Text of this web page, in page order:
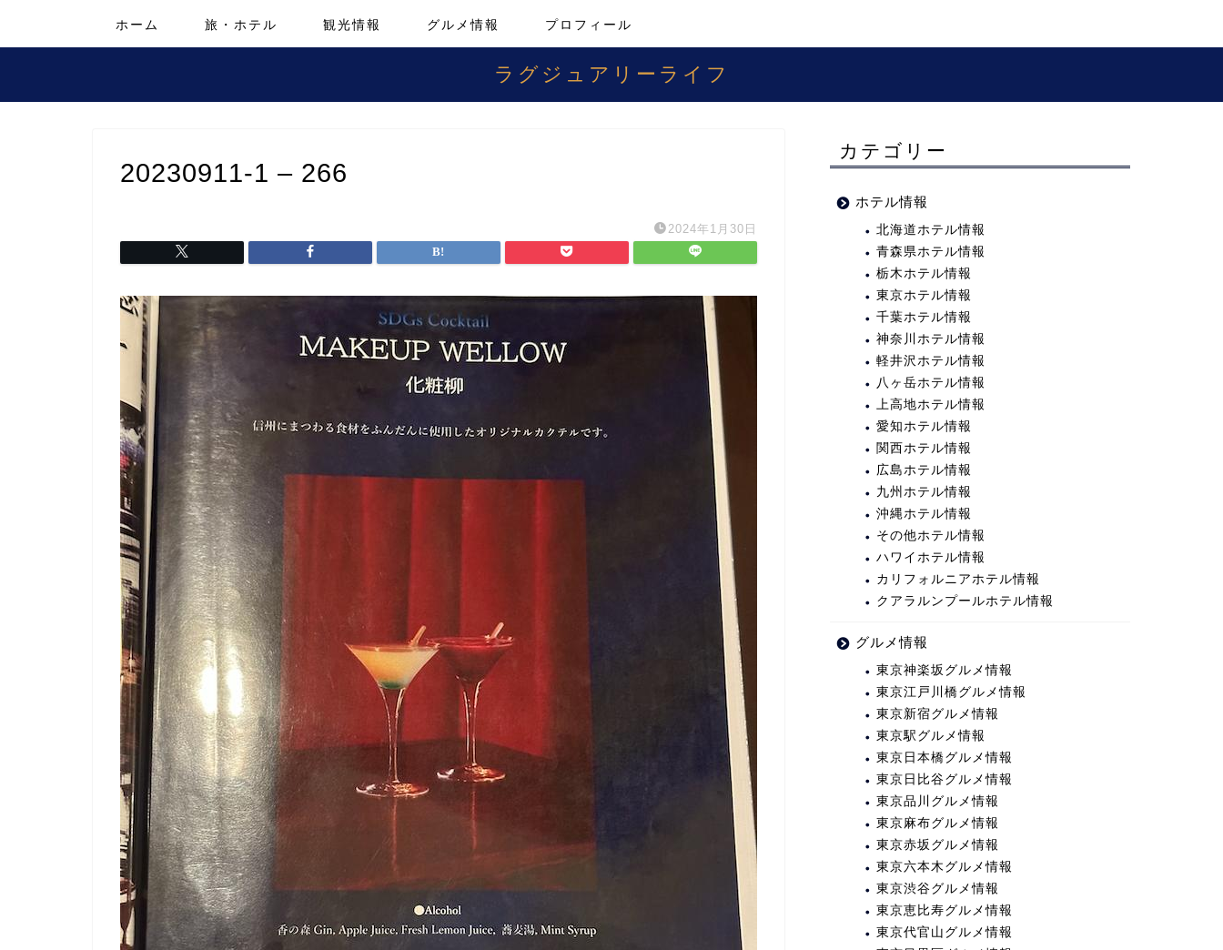
ホーム 旅・ホテル 観光情報 グルメ情報 プロフィール
ラグジュアリーライフ
20230911-1 – 266
2024年1月30日
カテゴリー
ホテル情報
北海道ホテル情報
青森県ホテル情報
栃木ホテル情報
東京ホテル情報
千葉ホテル情報
神奈川ホテル情報
軽井沢ホテル情報
八ヶ岳ホテル情報
上高地ホテル情報
愛知ホテル情報
関西ホテル情報
広島ホテル情報
九州ホテル情報
沖縄ホテル情報
その他ホテル情報
ハワイホテル情報
カリフォルニアホテル情報
クアラルンプールホテル情報
グルメ情報
東京神楽坂グルメ情報
東京江戸川橋グルメ情報
東京新宿グルメ情報
東京駅グルメ情報
東京日本橋グルメ情報
東京日比谷グルメ情報
東京品川グルメ情報
東京麻布グルメ情報
東京赤坂グルメ情報
東京六本木グルメ情報
東京渋谷グルメ情報
東京恵比寿グルメ情報
東京代官山グルメ情報